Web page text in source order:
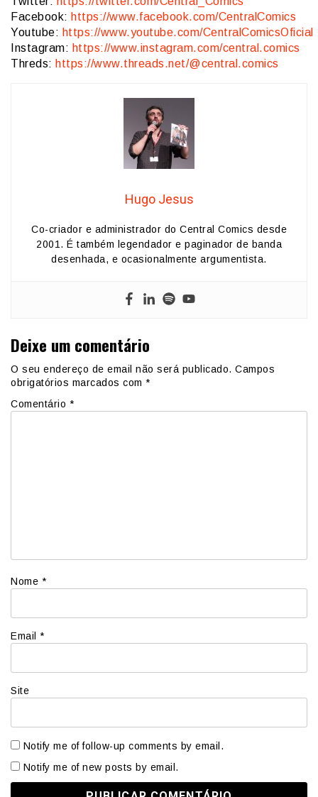
Facebook: https://www.facebook.com/CentralComics
Youtube: https://www.youtube.com/CentralComicsOficial
Instagram: https://www.instagram.com/central.comics
Threds: https://www.threads.net/@central.comics
Hugo Jesus
Co-criador e administrador do Central Comics desde
2001. É também legendador e paginador de banda
desenhada, e ocasionalmente argumentista.
Deixe um comentário
O seu endereço de email não será publicado. Campos
obrigatórios marcados com *
Comentário *
Nome *
Email *
Site
Notify me of follow-up comments by email.
Notify me of new posts by email.